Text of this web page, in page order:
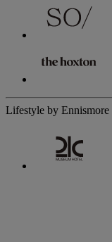
Lifestyle by Ennismore